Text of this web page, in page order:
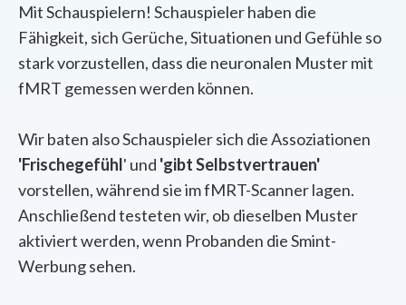
Mit Schauspielern! Schauspieler haben die
Fähigkeit, sich Gerüche, Situationen und Gefühle so
stark vorzustellen, dass die neuronalen Muster mit
fMRT gemessen werden können.
Wir baten also Schauspieler sich die Assoziationen
'Frischegefühl' und 'gibt Selbstvertrauen'
vorstellen, während sie im fMRT-Scanner lagen.
Anschließend testeten wir, ob dieselben Muster
aktiviert werden, wenn Probanden die Smint-
Werbung sehen.